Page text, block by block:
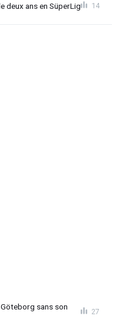
deux ans en SüperLig 14
sans son
27